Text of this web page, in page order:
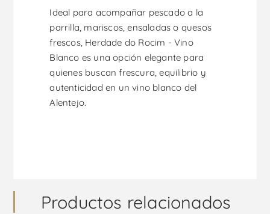
Ideal para acompañar pescado a la
parrilla, mariscos, ensaladas o quesos
frescos, Herdade do Rocim - Vino
Blanco es una opción elegante para
quienes buscan frescura, equilibrio y
autenticidad en un vino blanco del
Alentejo.
Productos relacionados